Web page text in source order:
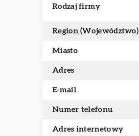
Rodzaj firmy
Region (Województwo)
Miasto
Adres
E-mail
Numer telefonu
Adres internetowy